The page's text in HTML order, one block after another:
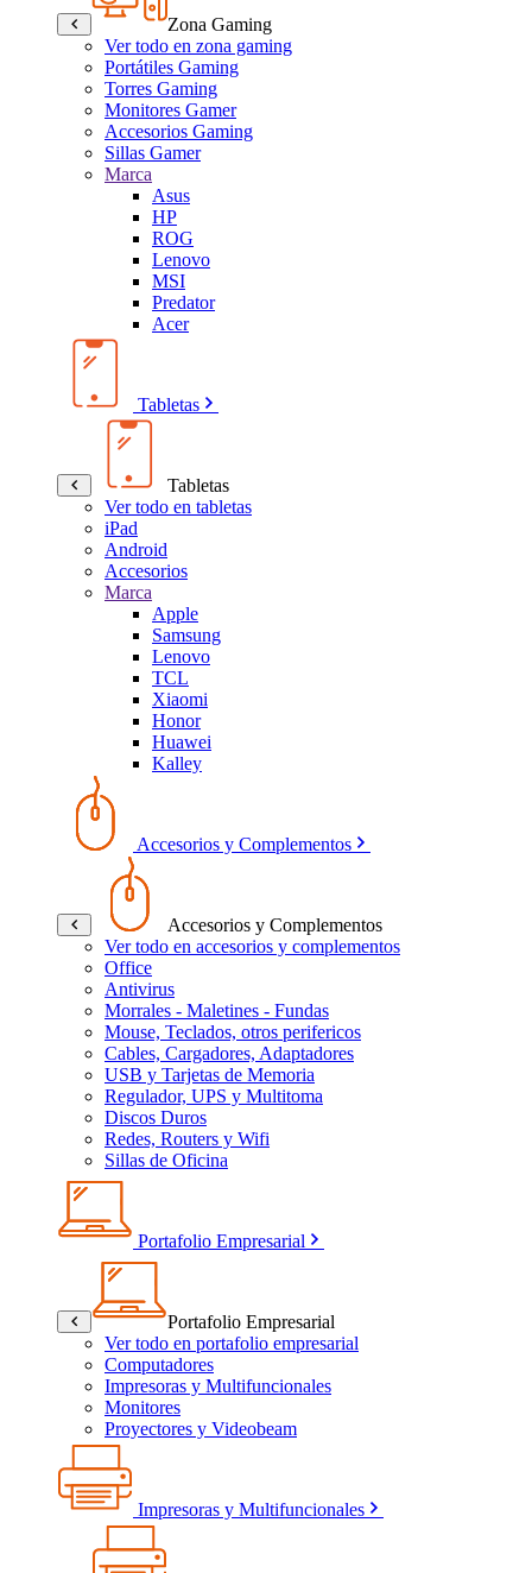
Zona Gaming
Ver todo en zona gaming
Portátiles Gaming
Torres Gaming
Monitores Gamer
Accesorios Gaming
Sillas Gamer
Marca
Asus
HP
ROG
Lenovo
MSI
Predator
Acer
Tabletas
Tabletas
Ver todo en tabletas
iPad
Android
Accesorios
Marca
Apple
Samsung
Lenovo
TCL
Xiaomi
Honor
Huawei
Kalley
Accesorios y Complementos
Accesorios y Complementos
Ver todo en accesorios y complementos
Office
Antivirus
Morrales - Maletines - Fundas
Mouse, Teclados, otros perifericos
Cables, Cargadores, Adaptadores
USB y Tarjetas de Memoria
Regulador, UPS y Multitoma
Discos Duros
Redes, Routers y Wifi
Sillas de Oficina
Portafolio Empresarial
Portafolio Empresarial
Ver todo en portafolio empresarial
Computadores
Impresoras y Multifuncionales
Monitores
Proyectores y Videobeam
Impresoras y Multifuncionales